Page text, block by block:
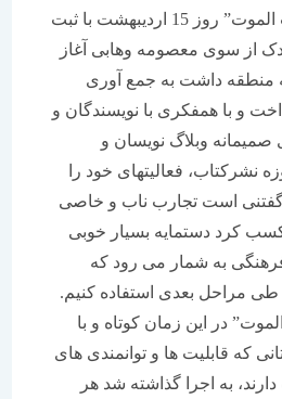
فعالیت های ” تور کتاب الموت” روز 15 اردیبهشت با ثبت
سوی معصومه وهابی آغاز
داشت به جمع آوری
همفکری با نویسندگان و
وبلاگ نویسان و
فعالیتهای خود را
است تجارب ناب و خاصی
دستمایه بسیار خوبی
به شمار می رود که
مراحل بعدی استفاده کنیم.
این زمان کوتاه و با
ها و توانمندی های
به اجرا گذاشته شد هر